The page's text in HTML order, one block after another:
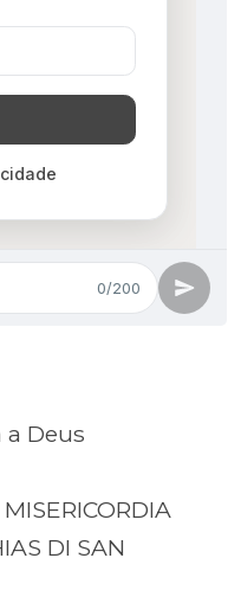
a Deus
DI SAN